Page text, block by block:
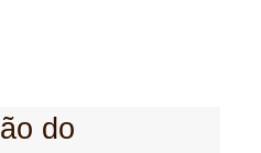
do